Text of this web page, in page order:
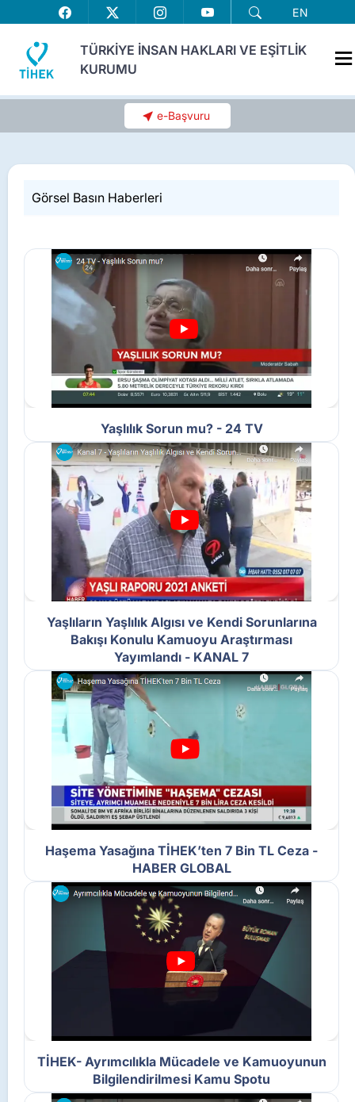
EN
TÜRKİYE İNSAN HAKLARI VE EŞİTLİK
KURUMU
e-Başvuru
Görsel Basın Haberleri
Yaşlılık Sorun mu? - 24 TV
Yaşlıların Yaşlılık Algısı ve Kendi Sorunlarına
Bakışı Konulu Kamuoyu Araştırması
Yayımlandı - KANAL 7
Haşema Yasağına TİHEK’ten 7 Bin TL Ceza -
HABER GLOBAL
TİHEK- Ayrımcılıkla Mücadele ve Kamuoyunun
Bilgilendirilmesi Kamu Spotu